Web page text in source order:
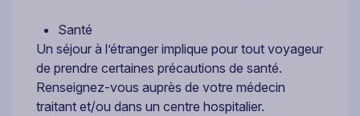
Santé
Un séjour à l’étranger implique pour tout voyageur
de prendre certaines précautions de santé.
Renseignez-vous auprès de votre médecin
traitant et/ou dans un centre hospitalier.